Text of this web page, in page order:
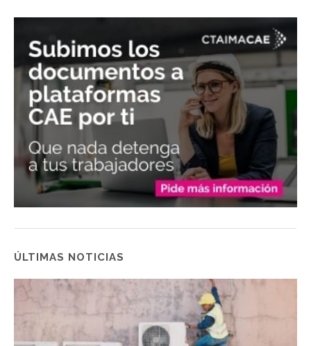
ÚLTIMAS NOTICIAS